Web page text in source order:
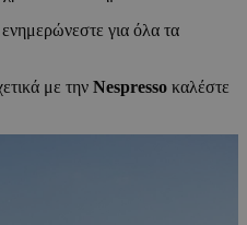
για όλα τα
με την Nespresso καλέστε